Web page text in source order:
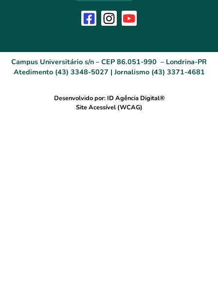
Campus Universitário s/n – CEP 86.051-990 – Londrina-PR
Atedimento (43) 3348-5027 | Jornalismo (43) 3371-4681
Desenvolvido por: ID Agência Digital®
Site Acessível (WCAG)